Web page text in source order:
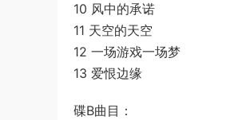
10 风中的承诺
11 天空的天空
12 一场游戏一场梦
13 爱恨边缘
碟B曲目：